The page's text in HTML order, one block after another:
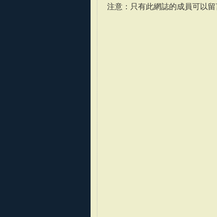
注意：只有此網誌的成員可以